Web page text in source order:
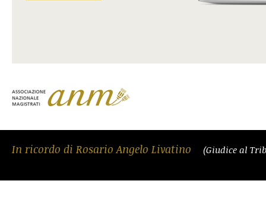
In ricordo di Rosario Angelo Livatino (Giudice al